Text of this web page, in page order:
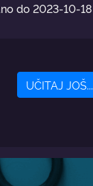
do 2023-10-18
UČITAJ JOŠ...